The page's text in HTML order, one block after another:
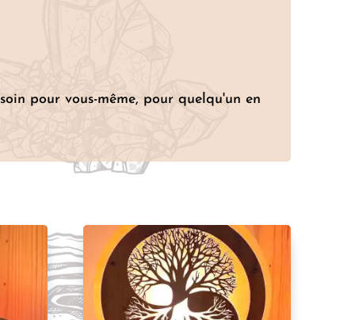
pour vous-même, pour quelqu'un en